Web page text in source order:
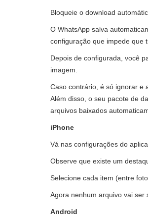
Bloqueie o download
O WhatsApp salva
configuração que impede que
Depois de configurada, você
imagem.
Caso contrário, é só ignorar e
Além disso, o seu pacote de
arquivos baixados
iPhone
Vá nas configurações do
Observe que existe um
Selecione cada item (entre
Agora nenhum arquivo vai ser
Android